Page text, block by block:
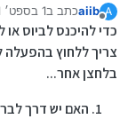
A
מנותק
aiibכתב ב1 בספט׳ 2021, 18:18
נערך לאחרונה
כדי להיכנס לביוס
צריך ללחוץ
בלחצן אחר...
האם יש דרך